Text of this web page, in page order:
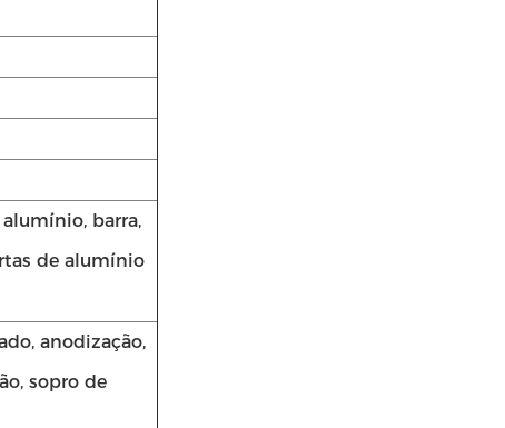
barra,
de alumínio
anodização,
sopro de